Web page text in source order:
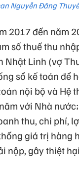
Nguyễn Đăng
2017 đến năm
số thuế thu
Linh (vợ
sổ kế toán để
nội bộ và Hệ
với Nhà
thu, chi phí,
giá trị hàng
nộp, gây thiệt